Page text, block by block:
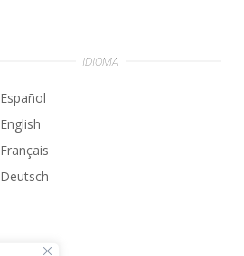
IDIOMA
Español
English
Français
Deutsch